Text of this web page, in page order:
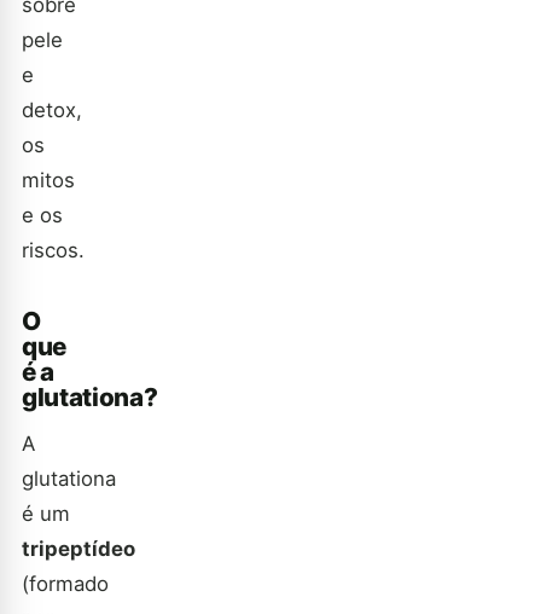
pele
e
detox,
os
mitos
e os
riscos.
O
que
é a
glutationa?
A
glutationa
é um
tripeptídeo
(formado